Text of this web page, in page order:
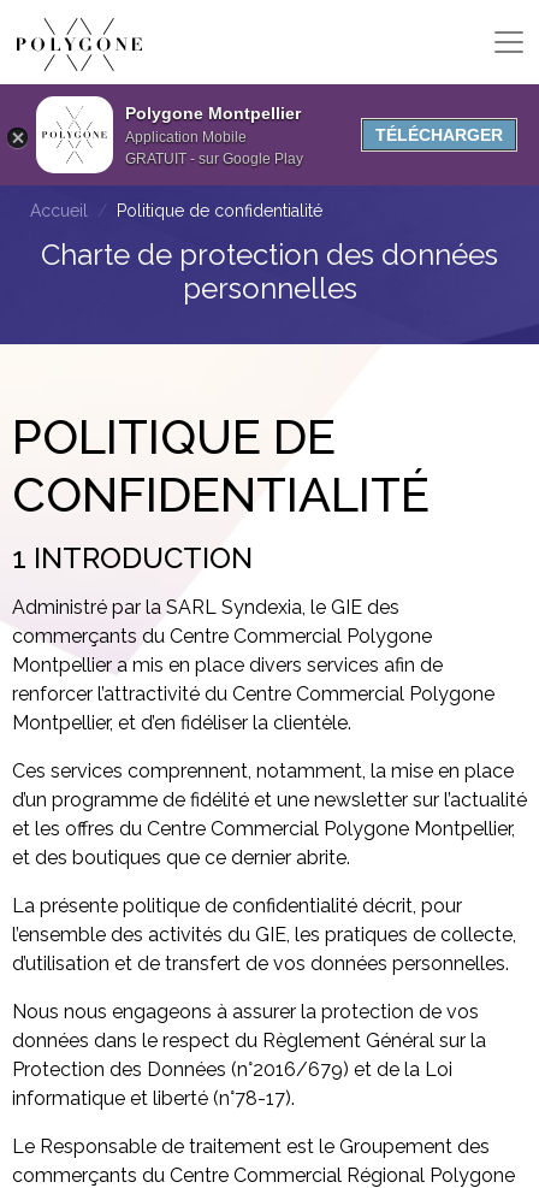
Polygone Montpellier
Application Mobile
GRATUIT - sur Google Play
TÉLÉCHARGER
Accueil Politique de confidentialité
Charte de protection des données
personnelles
POLITIQUE DE
CONFIDENTIALITÉ
1 INTRODUCTION
Administré par la SARL Syndexia, le GIE des
commerçants du Centre Commercial Polygone
Montpellier a mis en place divers services afin de
renforcer l’attractivité du Centre Commercial Polygone
Montpellier, et d’en fidéliser la clientèle.
Ces services comprennent, notamment, la mise en place
d’un programme de fidélité et une newsletter sur l’actualité
et les offres du Centre Commercial Polygone Montpellier,
et des boutiques que ce dernier abrite.
La présente politique de confidentialité décrit, pour
l’ensemble des activités du GIE, les pratiques de collecte,
d’utilisation et de transfert de vos données personnelles.
Nous nous engageons à assurer la protection de vos
données dans le respect du Règlement Général sur la
Protection des Données (n°2016/679) et de la Loi
informatique et liberté (n°78-17).
Le Responsable de traitement est le Groupement des
commerçants du Centre Commercial Régional Polygone